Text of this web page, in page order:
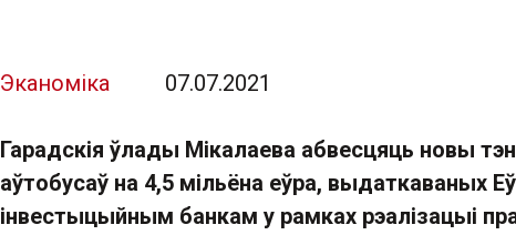
Эканоміка 07.07.2021
Гарадскія ўлады Мікалаева абвесцяць новы
аўтобусаў на 4,5 мільёна еўра, выдаткаваных
інвестыцыйным банкам у рамках рэалізацыі